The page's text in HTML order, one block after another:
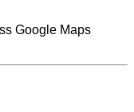
Google Maps